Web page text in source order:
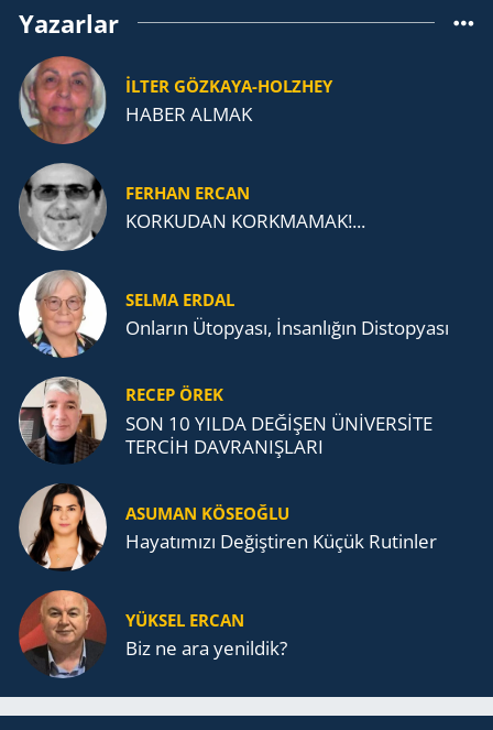
Yazarlar
İLTER GÖZKAYA-HOLZHEY
HABER ALMAK
FERHAN ERCAN
KORKUDAN KORKMAMAK!...
SELMA ERDAL
Onların Ütopyası, İnsanlığın Distopyası
RECEP ÖREK
SON 10 YILDA DEĞİŞEN ÜNİVERSİTE
TERCİH DAVRANIŞLARI
ASUMAN KÖSEOĞLU
Ha­ya­tı­mı­zı De­ğiş­ti­ren Küçük Ru­tin­ler
YÜKSEL ERCAN
Biz ne ara yenildik?